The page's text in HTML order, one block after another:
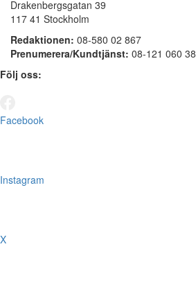
Drakenbergsgatan 39
117 41 Stockholm
Redaktionen: 08-580 02 867
Prenumerera/Kundtjänst: 08-121 060 38
Följ oss:
Facebook
Instagram
X